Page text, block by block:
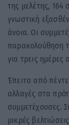
της μελέτης, 164
γνωστική
άνοια. Οι
παρακολούθηση
για τρεις ημέρες
Έπειτα από
αλλαγές στα
συμμετέχουσες.
μικρές